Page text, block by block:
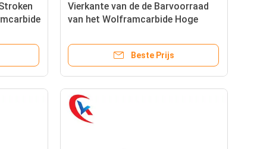
Vierkante van de de Barvoorraad
van het Wolframcarbide Hoge
Beste Prijs